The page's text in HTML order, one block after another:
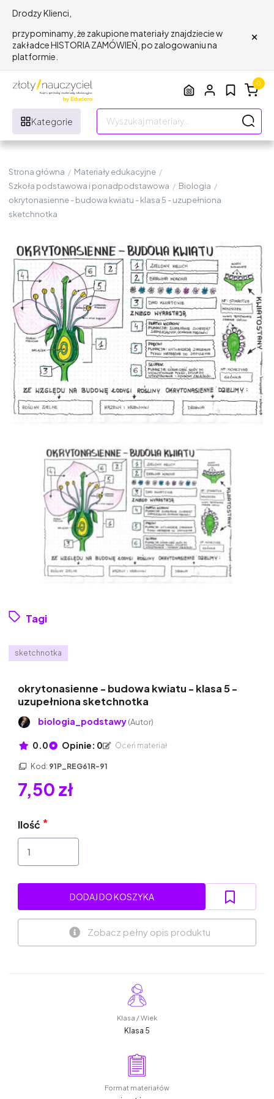
Drodzy Klienci,
przypominamy, że zakupione materiały znajdziecie w
zakładce HISTORIA ZAMÓWIEŃ, po zalogowaniu na
platformie.
×
Kategorie
0
Strona główna / Materiały edukacyjne /
Szkoła podstawowa i ponadpodstawowa / Biologia /
okrytonasienne - budowa kwiatu - klasa 5 - uzupełniona
sketchnotka
Tagi
sketchnotka
okrytonasienne - budowa kwiatu - klasa 5 -
uzupełniona sketchnotka
biologia_podstawy(Autor)
0.0 Opinie: 0 Oceń materiał
Kod: 91P_REG61R-91
7,50 zł
Ilość
DODAJ DO KOSZYKA
Zobacz pełny opis produktu
Klasa / Wiek
Klasa 5
Format materiałów